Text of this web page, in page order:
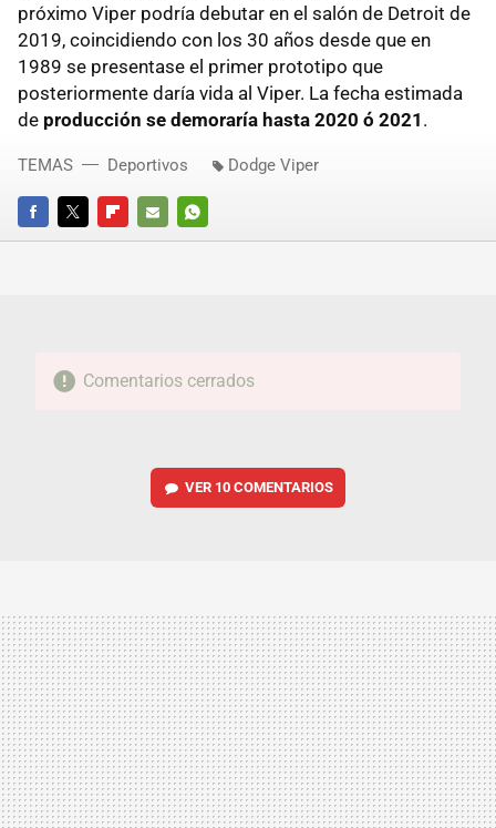
próximo Viper podría debutar en el salón de Detroit de
2019, coincidiendo con los 30 años desde que en
1989 se presentase el primer prototipo que
posteriormente daría vida al Viper. La fecha estimada
de producción se demoraría hasta 2020 ó 2021 .
FACEBOOKTWITTERFLIPBOARD
E-
WHATSAPP
TEMAS Deportivos Dodge Viper
Comentarios cerrados
VER 10 COMENTARIOS